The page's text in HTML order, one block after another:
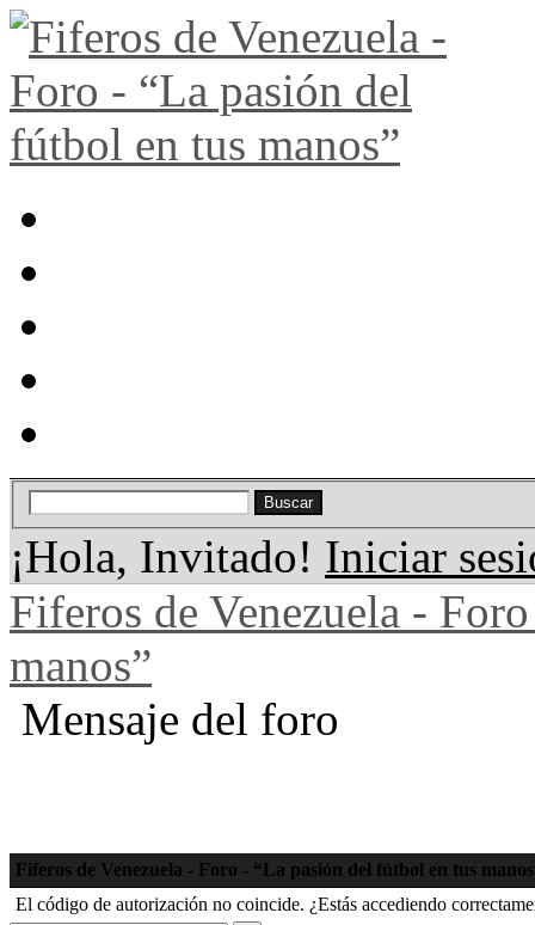
¡Hola, Invitado! Iniciar
Fiferos de Venezuela -
manos”
Mensaje del foro
Fiferos de Venezuela - Foro - “La pasión del fútbol en tus
El código de autorización no coincide. ¿Estás accediendo